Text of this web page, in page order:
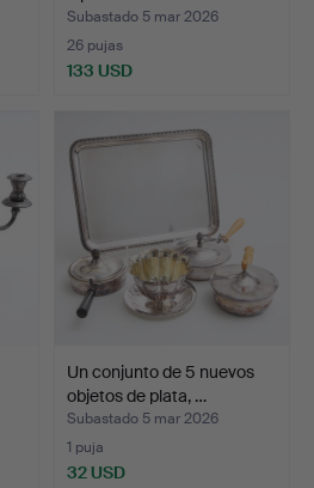
Subastado 5 mar 2026
26 pujas
133 USD
Un conjunto de 5 nuevos
objetos de plata, …
Subastado 5 mar 2026
1 puja
32 USD